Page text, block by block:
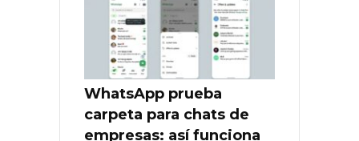
WhatsApp prueba
carpeta para chats de
empresas: así funciona